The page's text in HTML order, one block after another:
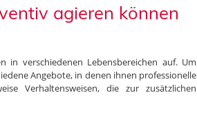
agieren können
in verschiedenen Lebensbereichen auf. Um
Angebote, in denen ihnen professionelle
Verhaltensweisen, die zur zusätzlichen